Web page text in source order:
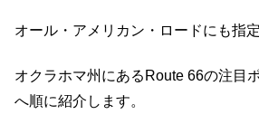
オール・アメリカン・ロードにも指
オクラホマ州にあるRoute 66の注目
へ順に紹介します。